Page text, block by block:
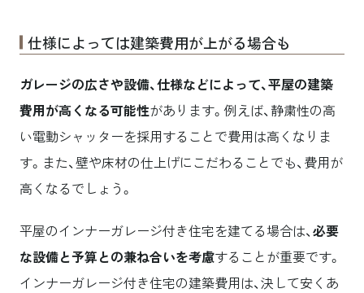
仕様によっては建築費用が上がる場合も
ガレージの広さや設備、仕様などによって、平屋の建築
費用が高くなる可能性があります。例えば、静粛性の高
い電動シャッターを採用することで費用は高くなりま
す。また、壁や床材の仕上げにこだわることでも、費用が
高くなるでしょう。
平屋のインナーガレージ付き住宅を建てる場合は、必要
な設備と予算との兼ね合いを考慮することが重要です。
インナーガレージ付き住宅の建築費用は、決して安くあ